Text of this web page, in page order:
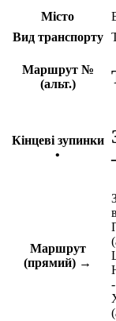
Місто
Вид транспорту
Маршрут №
(альт.)
Кінцеві зупинки
•
Маршрут
(прямий) →